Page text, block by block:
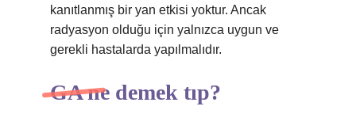
kanıtlanmış bir yan etkisi yoktur. Ancak
radyasyon olduğu için yalnızca uygun ve
gerekli hastalarda yapılmalıdır.
GA ne demek tıp?